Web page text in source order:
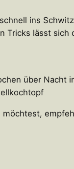
ins
Tricks lässt sich
über Nacht
möchtest,